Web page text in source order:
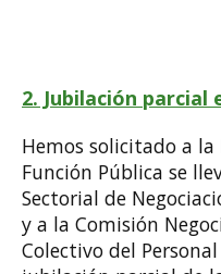
2. Jubilación parcial
Hemos solicitado a la
Función Pública se
Sectorial de
y a la Comisión
Colectivo del